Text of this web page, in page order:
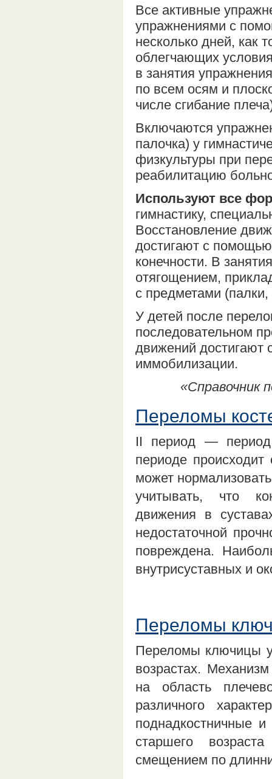
Все активные
упражнениями с
несколько дней, как
облегчающих
в занятия
по всем осям и
числе сгибание
Включаются
палочка) у
физкультуры при
реабилитацию
Используют все
гимнастику,
Восстановление
достигают с
конечности. В
отягощением,
с предметами (палки,
У детей после
последовательном
движений достигают
иммобилизации.
«Справочник
Переломы
II период — период
периоде
может
учитывать, что
движения в
недостаточной
повреждена.
внутрисуставных и
Переломы
Переломы ключицы у
возрастах.
на область
различного
поднадкостничные
старшего
смещением по